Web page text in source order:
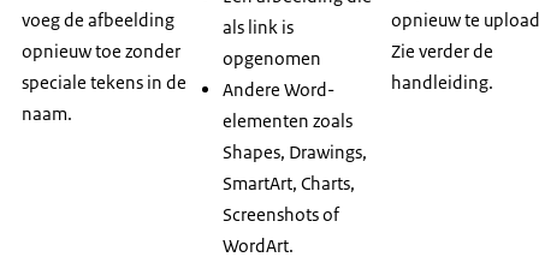
voeg de afbeelding
opnieuw toe zonder
speciale tekens in de
naam.
als link is
opgenomen
Andere Word-
elementen zoals
Shapes, Drawings,
SmartArt, Charts,
Screenshots of
WordArt.
opnieuw te
Zie verder de
handleiding.